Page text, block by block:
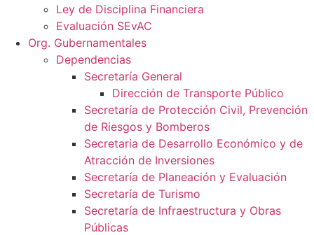
Ley de Disciplina Financiera
Evaluación SEvAC
Org. Gubernamentales
Dependencias
Secretaría General
Dirección de Transporte Público
Secretaría de Protección Civil, Prevención
de Riesgos y Bomberos
Secretaria de Desarrollo Económico y de
Atracción de Inversiones
Secretaría de Planeación y Evaluación
Secretaría de Turismo
Secretaría de Infraestructura y Obras
Públicas